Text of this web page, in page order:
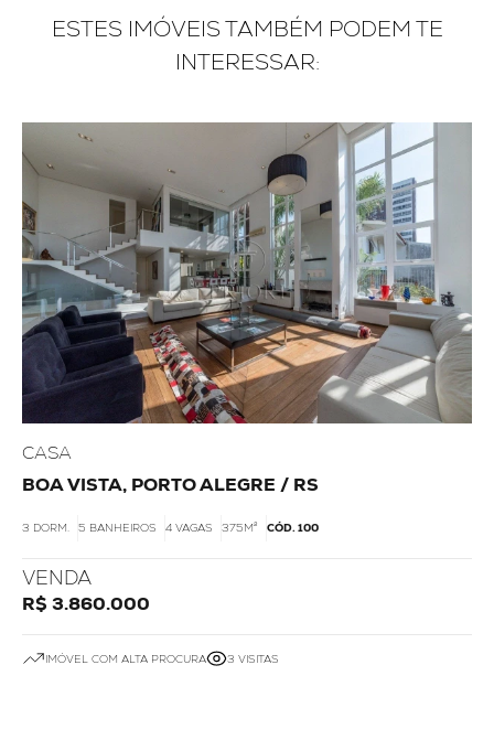
ESTES IMÓVEIS TAMBÉM PODEM TE
INTERESSAR:
CASA
BOA VISTA, PORTO ALEGRE / RS
3 DORM. 5 BANHEIROS 4 VAGAS 375M² CÓD. 100
VENDA
R$ 3.860.000
IMÓVEL COM ALTA PROCURA 3 VISITAS